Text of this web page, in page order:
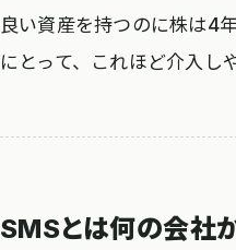
良い資産を持つのに株は4
にとって、これほど介入し
SMSとは何の会社